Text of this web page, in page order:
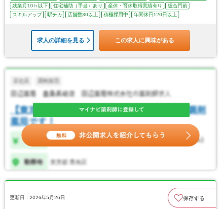
残業月10ｈ以下
住宅補助（手当）あり 産休・育休取得実績有り
総合門前
スキルアップ
駅チカ 店舗数30以上 積極採用中 年間休日120日以上
求人の詳細を見る この求人に興味がある
更新日：2026年5月26日 保存する